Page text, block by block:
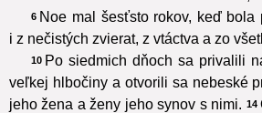
6 Noe mal šesťsto rokov, keď bola
i z nečistých zvierat, z vtáctva a zo
10 Po siedmich dňoch sa privalili
veľkej hlbočiny a otvorili sa nebeské
jeho žena a ženy jeho synov s nimi. 14